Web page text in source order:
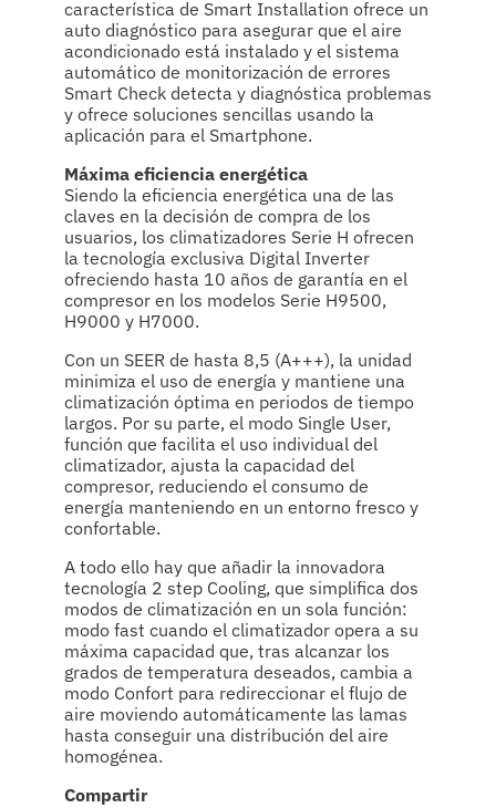
característica de Smart Installation ofrece un
auto diagnóstico para asegurar que el aire
acondicionado está instalado y el sistema
automático de monitorización de errores
Smart Check detecta y diagnóstica problemas
y ofrece soluciones sencillas usando la
aplicación para el Smartphone.
Máxima eficiencia energética
Siendo la eficiencia energética una de las
claves en la decisión de compra de los
usuarios, los climatizadores Serie H ofrecen
la tecnología exclusiva Digital Inverter
ofreciendo hasta 10 años de garantía en el
compresor en los modelos Serie H9500,
H9000 y H7000.
Con un SEER de hasta 8,5 (A+++), la unidad
minimiza el uso de energía y mantiene una
climatización óptima en periodos de tiempo
largos. Por su parte, el modo Single User,
función que facilita el uso individual del
climatizador, ajusta la capacidad del
compresor, reduciendo el consumo de
energía manteniendo en un entorno fresco y
confortable.
A todo ello hay que añadir la innovadora
tecnología 2 step Cooling, que simplifica dos
modos de climatización en un sola función:
modo fast cuando el climatizador opera a su
máxima capacidad que, tras alcanzar los
grados de temperatura deseados, cambia a
modo Confort para redireccionar el flujo de
aire moviendo automáticamente las lamas
hasta conseguir una distribución del aire
homogénea.
Compartir